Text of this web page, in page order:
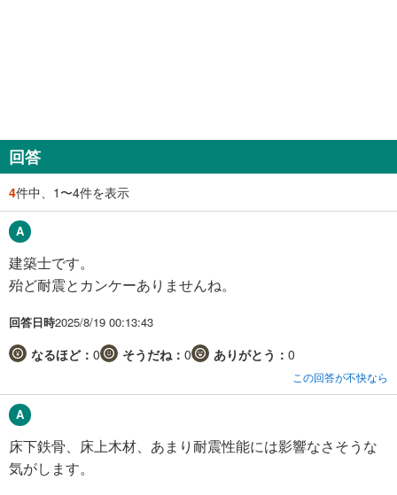
回答
4件中、1〜4件を表示
建築士です。
殆ど耐震とカンケーありませんね。
回答日時2025/8/19 00:13:43
なるほど： 0 そうだね： 0 ありがとう： 0
この回答が不快なら
床下鉄骨、床上木材、あまり耐震性能には影響なさそうな
気がします。